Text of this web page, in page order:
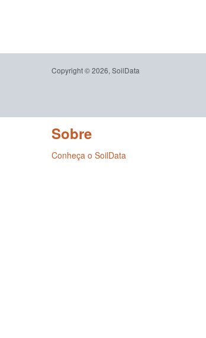
Copyright © 2026, SoilData
Sobre
Conheça o SoilData